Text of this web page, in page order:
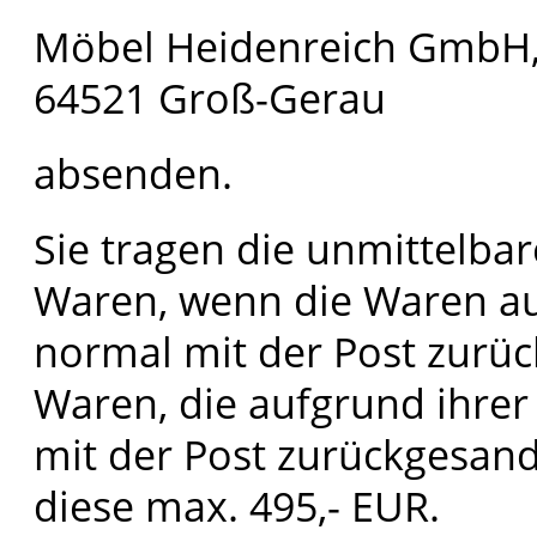
Möbel Heidenreich
64521 Groß-Gerau
absenden.
Sie tragen die
Waren, wenn die Waren
normal mit der Post
Waren, die aufgrund
mit der Post
diese max. 495,- EUR.